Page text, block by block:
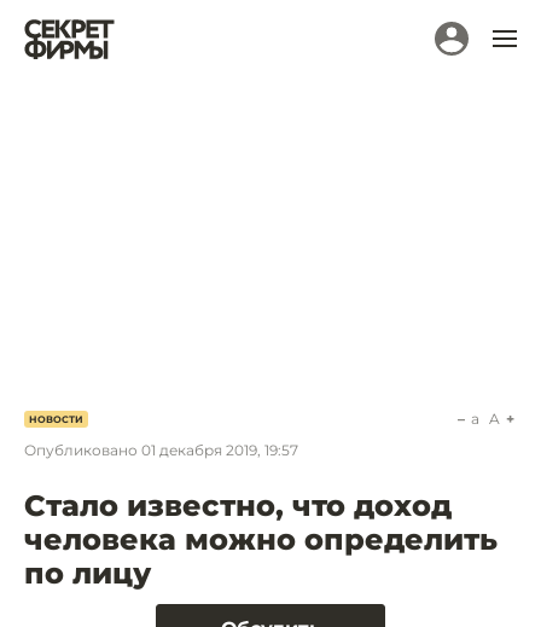
НОВОСТИ
Опубликовано 01 декабря 2019, 19:57
a A
Стало известно, что доход
человека можно определить
по лицу